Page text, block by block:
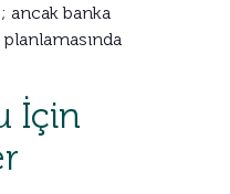
ancak banka
İçin